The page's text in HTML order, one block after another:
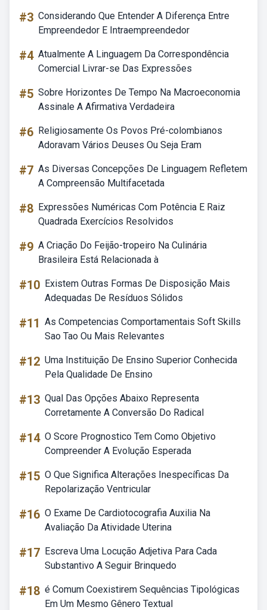
#3 Considerando Que Entender A Diferença Entre
Empreendedor E Intraempreendedor
#4 Atualmente A Linguagem Da Correspondência
Comercial Livrar-se Das Expressões
#5 Sobre Horizontes De Tempo Na Macroeconomia
Assinale A Afirmativa Verdadeira
#6 Religiosamente Os Povos Pré-colombianos
Adoravam Vários Deuses Ou Seja Eram
#7 As Diversas Concepções De Linguagem Refletem
A Compreensão Multifacetada
#8 Expressões Numéricas Com Potência E Raiz
Quadrada Exercícios Resolvidos
#9 A Criação Do Feijão-tropeiro Na Culinária
Brasileira Está Relacionada à
#10 Existem Outras Formas De Disposição Mais
Adequadas De Resíduos Sólidos
#11 As Competencias Comportamentais Soft Skills
Sao Tao Ou Mais Relevantes
#12 Uma Instituição De Ensino Superior Conhecida
Pela Qualidade De Ensino
#13 Qual Das Opções Abaixo Representa
Corretamente A Conversão Do Radical
#14 O Score Prognostico Tem Como Objetivo
Compreender A Evolução Esperada
#15 O Que Significa Alterações Inespecíficas Da
Repolarização Ventricular
#16 O Exame De Cardiotocografia Auxilia Na
Avaliação Da Atividade Uterina
#17 Escreva Uma Locução Adjetiva Para Cada
Substantivo A Seguir Brinquedo
#18 é Comum Coexistirem Sequências Tipológicas
Em Um Mesmo Gênero Textual